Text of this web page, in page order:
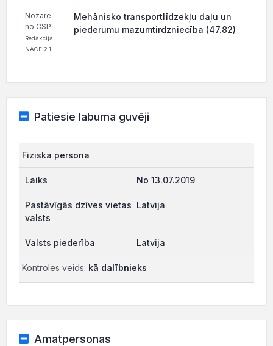
Nozare
no CSP
Redakcija
NACE 2.1
Mehānisko transportlīdzekļu daļu un
piederumu mazumtirdzniecība (47.82)
Patiesie labuma guvēji
Fiziska persona
No 13.07.2019
Latvija
Latvija
Kontroles veids: kā dalībnieks
Amatpersonas